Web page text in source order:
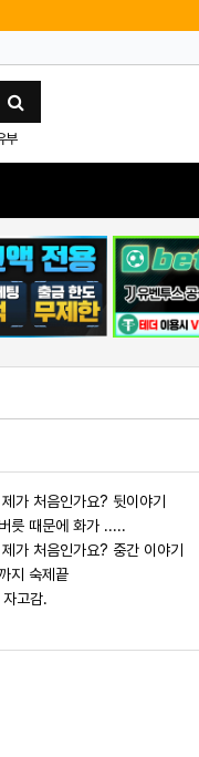
부
가 처음인가요? 뒷이야기
릇 때문에 화가 .....
가 처음인가요? 중간 이야기
지 숙제끝
고감.